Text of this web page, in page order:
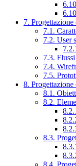
7. Progettazione
7.1.
7.2. User
7.3.
7.4.
7.5.
8. Progettazione
8.1.
8.2.
8.3.
8.4.